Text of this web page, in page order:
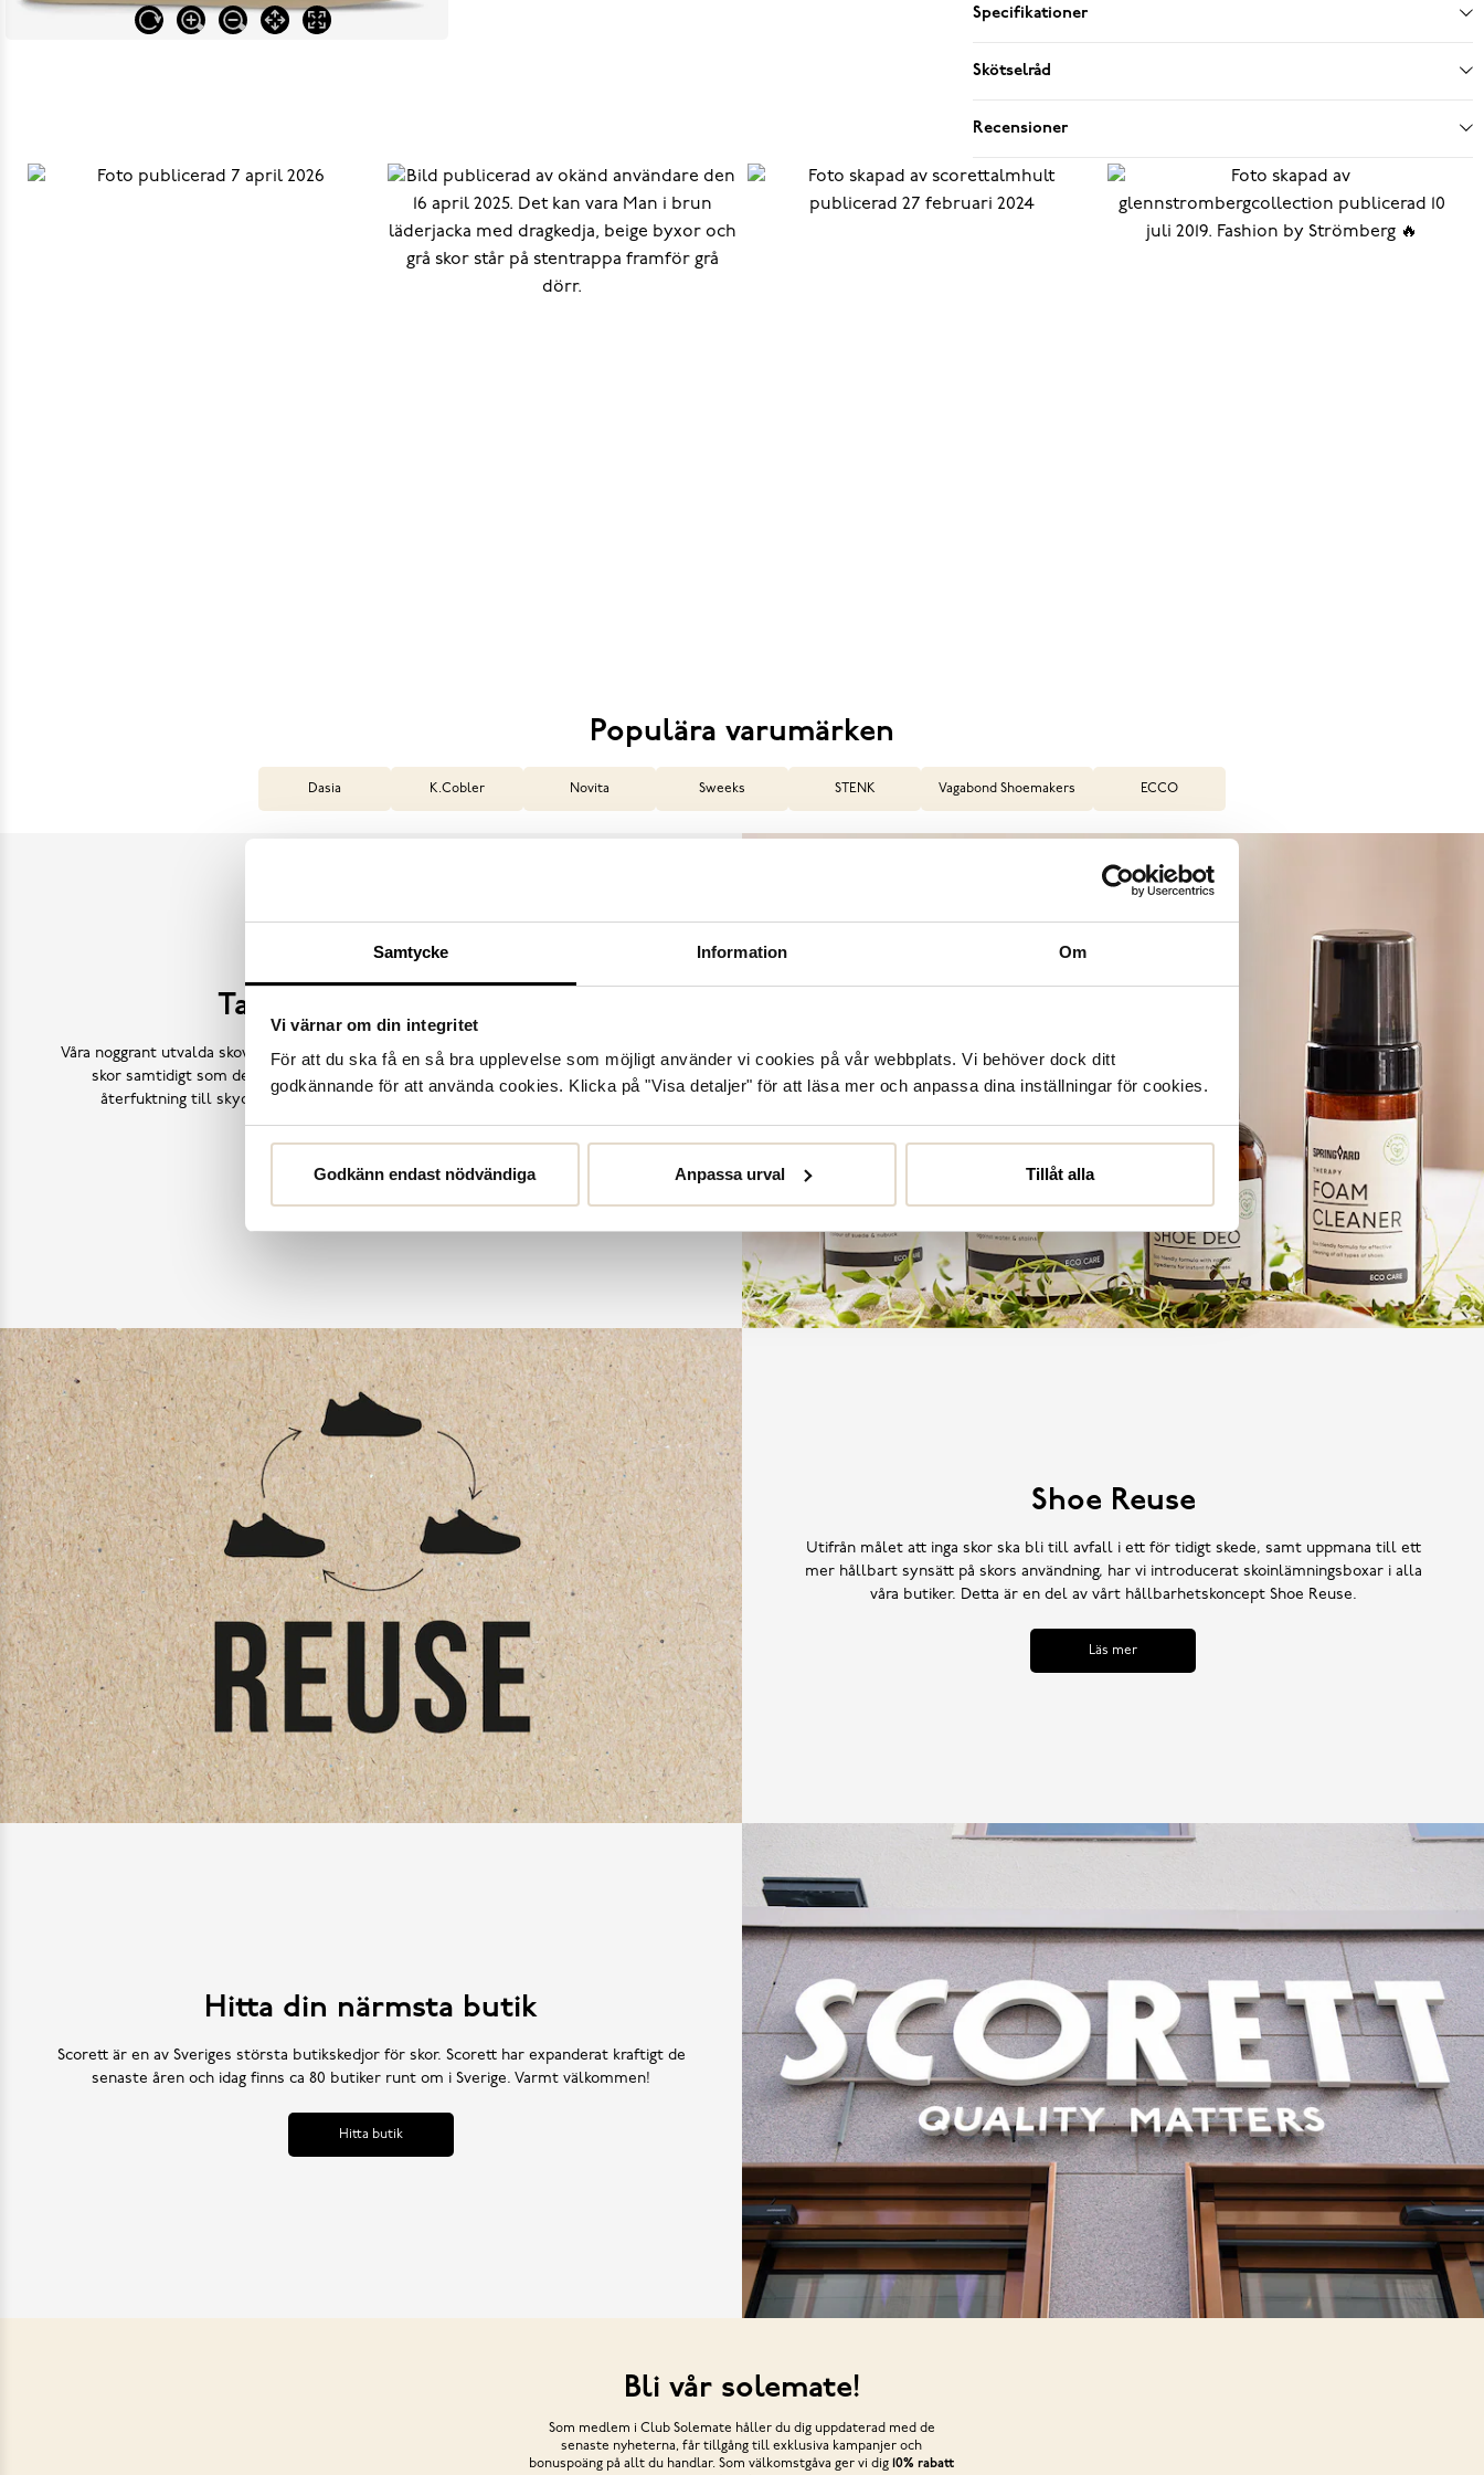
Samtycke Information Om
Vi värnar om din integritet
För att du ska få en så bra upplevelse som möjligt använder vi cookies på vår webbplats. Vi behöver dock ditt
godkännande för att använda cookies. Klicka på "Visa detaljer" för att läsa mer och anpassa dina inställningar för cookies.
Godkänn endast nödvändiga Anpassa urval Tillåt alla
Specifikationer
Skötselråd
Recensioner
Populära varumärken
Dasia K.Cobler Novita Sweeks STENK Vagabond Shoemakers ECCO
Ta hand om dina skor
Våra noggrant utvalda skovårdsprodukter är skapade för att förlänga livslängden på dina
skor samtidigt som de behåller deras ursprungliga skönhet. Från rengöring och
återfuktning till skydd mot väder och slitage – vi har allt kan tänkas behöva.
Shoe Reuse
Utifrån målet att inga skor ska bli till avfall i ett för tidigt skede, samt uppmana till ett
mer hållbart synsätt på skors användning, har vi introducerat skoinlämningsboxar i alla
våra butiker. Detta är en del av vårt hållbarhetskoncept Shoe Reuse.
Läs mer
Hitta din närmsta butik
Scorett är en av Sveriges största butikskedjor för skor. Scorett har expanderat kraftigt de
senaste åren och idag finns ca 80 butiker runt om i Sverige. Varmt välkommen!
Hitta butik
Bli vår solemate!
Som medlem i Club Solemate håller du dig uppdaterad med de
senaste nyheterna, får tillgång till exklusiva kampanjer och
bonuspoäng på allt du handlar. Som välkomstgåva ger vi dig 10% rabatt